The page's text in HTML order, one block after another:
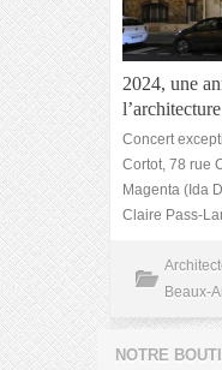
2024, une
Concert
Cortot, 78 rue
Magenta (Ida
Claire Pass-
Beaux-
NOTRE